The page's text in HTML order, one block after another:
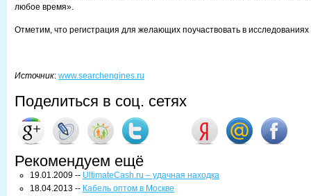
любое время».
Отметим, что регистрация для желающих поучаствовать в
Источник: www.searchengines.ru
Поделиться в соц. сетях
Рекомендуем ещё
19.01.2009 -- UltimateCash.ru – удачная находка
18.04.2013 -- Кабель оптом в Москве